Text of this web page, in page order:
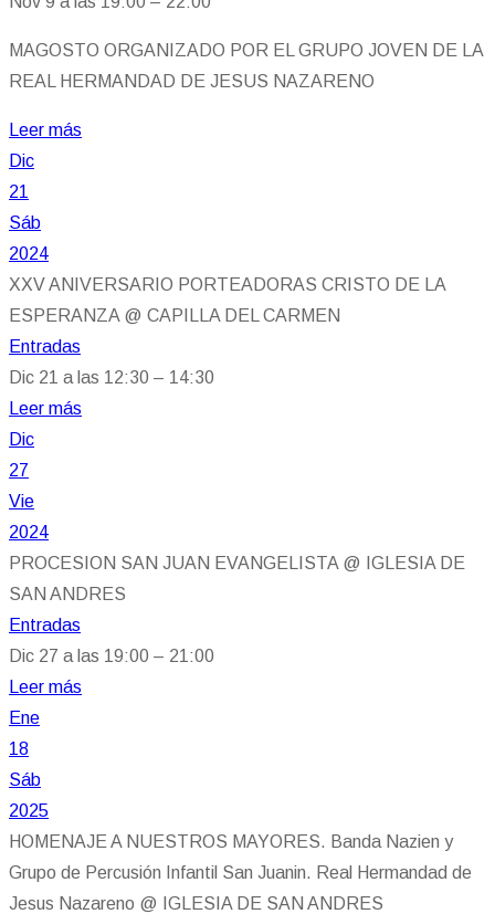
MAGOSTO ORGANIZADO POR EL GRUPO JOVEN DE LA
REAL HERMANDAD DE JESUS NAZARENO
Leer más
Dic
21
Sáb
2024
XXV ANIVERSARIO PORTEADORAS CRISTO DE LA
ESPERANZA @ CAPILLA DEL CARMEN
Entradas
Dic 21 a las 12:30 – 14:30
Leer más
Dic
27
Vie
2024
PROCESION SAN JUAN EVANGELISTA @ IGLESIA DE
SAN ANDRES
Entradas
Dic 27 a las 19:00 – 21:00
Leer más
Ene
18
Sáb
2025
HOMENAJE A NUESTROS MAYORES. Banda Nazien y
Grupo de Percusión Infantil San Juanin. Real Hermandad de
Jesus Nazareno @ IGLESIA DE SAN ANDRES